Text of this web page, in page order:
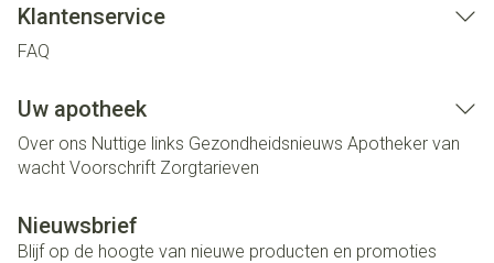
Klantenservice
FAQ
Uw apotheek
Over ons Nuttige links Gezondheidsnieuws Apotheker van
wacht Voorschrift Zorgtarieven
Nieuwsbrief
Blijf op de hoogte van nieuwe producten en promoties